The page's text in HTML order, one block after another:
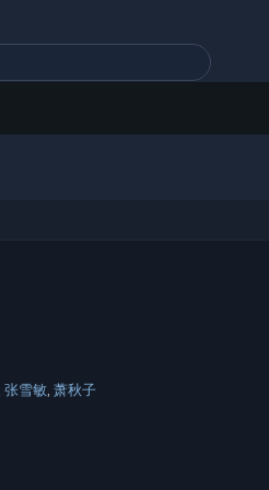
张雪敏 萧秋子